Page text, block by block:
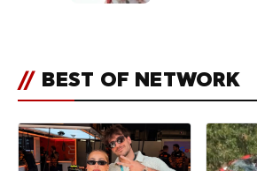
// BEST OF NETWORK